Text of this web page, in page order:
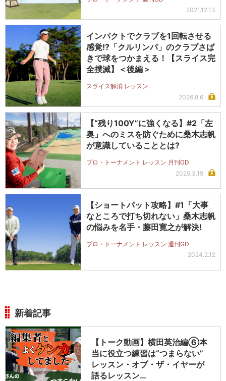
2021.12.13
インパクトでクラブを1回転させる
感覚!?「クルリンパ」のクラブさば
きで球をつかまえる！【スライス完
全撲滅】＜後編＞
スライス解消 レッスン
2026.8.6
【“残り100Y”に強くなる】#2「左
奥」へのミスを防ぐために桑木志帆
が意識していることとは?
プロ・トーナメント レッスン 月刊GD
2025.3.19
【ショートパット攻略】#1「大事
なところで打ち切れない」桑木志帆
の悩みを名手・藤田寛之が解決!
プロ・トーナメント レッスン 週刊GD
2024.2.12
新着記事
【トーク動画】横田英治編⑥本
当に役立つ練習は“つまらない”
レッスン・オブ・ザ・イヤーが
語るレッスン…